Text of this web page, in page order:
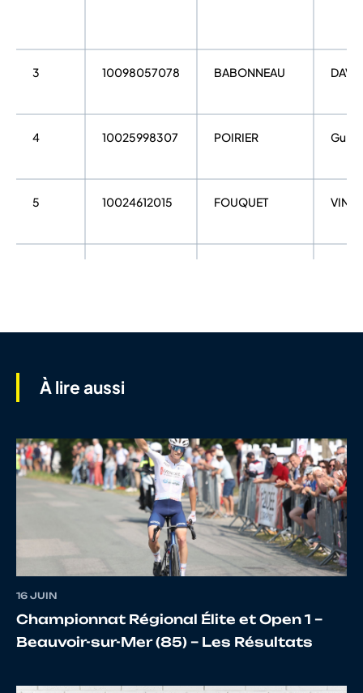
3 10098057078 BABONNEAU DAVID
4 10025998307 POIRIER
5 10024612015 FOUQUET
9 10024100137 TENAILLEAU CARL
10027762794 RABILLER
10056768020
À lire aussi
16 JUIN
Championnat Régional Élite et Open 1 –
Beauvoir-sur-Mer (85) – Les Résultats